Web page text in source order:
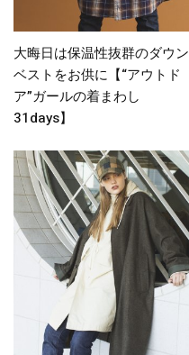
大晦日は保温性抜群のダウン
ベストをお供に【“アウトド
ア”ガールの着まわし
31days】